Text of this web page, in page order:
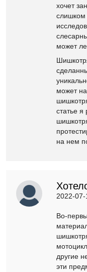
хочет
слишком
может
может
статье
на нем
2022-
Во-
другие
эти